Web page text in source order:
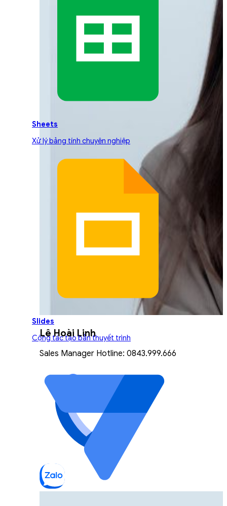
Lê Hoài Linh
Sales Manager Hotline: 0843.999.666
Sheets
Xử lý bảng tính chuyên nghiệp
Slides
Cộng tác tạo bản thuyết trình